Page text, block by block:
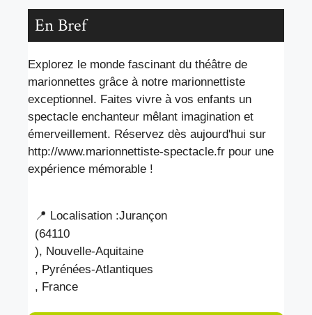
En Bref
Explorez le monde fascinant du théâtre de
marionnettes grâce à notre marionnettiste
exceptionnel. Faites vivre à vos enfants un
spectacle enchanteur mêlant imagination et
émerveillement. Réservez dès aujourd'hui sur
http://www.marionnettiste-spectacle.fr pour une
expérience mémorable !
📍 Localisation :Jurançon
(64110
), Nouvelle-Aquitaine
, Pyrénées-Atlantiques
, France